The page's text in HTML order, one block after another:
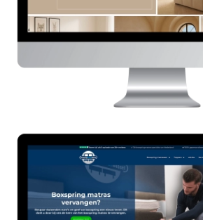
Boxspringmatraswissel
HIER